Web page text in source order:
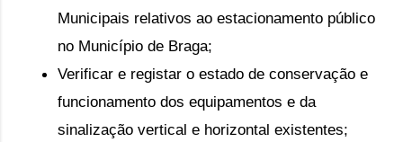
Municipais relativos ao estacionamento público
no Município de Braga;
Verificar e registar o estado de conservação e
funcionamento dos equipamentos e da
sinalização vertical e horizontal existentes;